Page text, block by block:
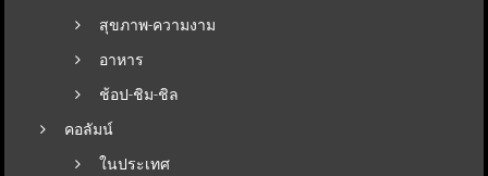
สุขภาพ-ความงาม
อาหาร
ช้อป-ชิม-ชิล
คอลัมน์
ในประเทศ